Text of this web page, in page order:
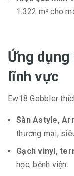
1.322 m² cho
Ứng
lĩnh vực
Ew18 Gobbler
Sàn Astyle,
thương mại,
Gạch vinyl,
học, bệnh viện.